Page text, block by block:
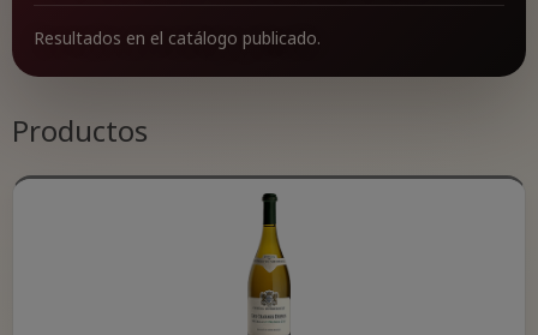
Resultados en el catálogo publicado.
Productos